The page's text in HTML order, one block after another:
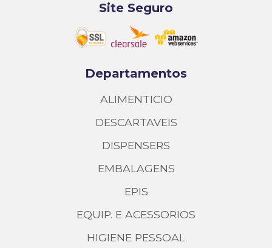
Site Seguro
Departamentos
ALIMENTICIO
DESCARTAVEIS
DISPENSERS
EMBALAGENS
EPIS
EQUIP. E ACESSORIOS
HIGIENE PESSOAL